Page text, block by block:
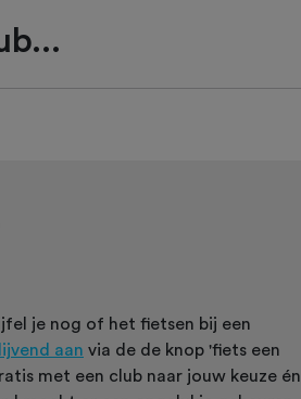
je nog of het fietsen bij een
aan via de de knop 'fiets een
met een club naar jouw keuze én